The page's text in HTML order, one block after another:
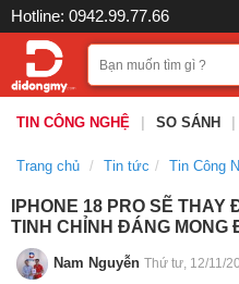
Hotline: 0942.99.77.66
TIN CÔNG NGHỆ SO SÁNH
Trang chủ Tin tức Tin Công
IPHONE 18 PRO SẼ
TINH CHỈNH ĐÁNG MONG
Nam Nguyễn Thứ tư, 12/11/